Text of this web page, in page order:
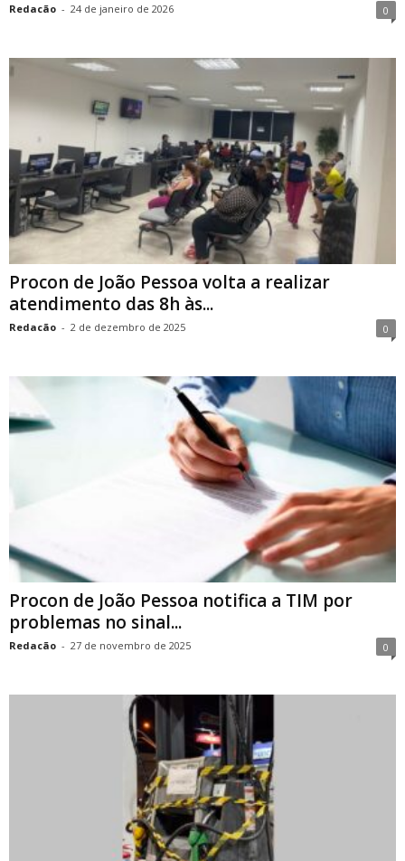
Redacão - 24 de janeiro de 2026 0
Procon de João Pessoa volta a realizar
atendimento das 8h às...
Redacão - 2 de dezembro de 2025 0
Procon de João Pessoa notifica a TIM por
problemas no sinal...
Redacão - 27 de novembro de 2025 0